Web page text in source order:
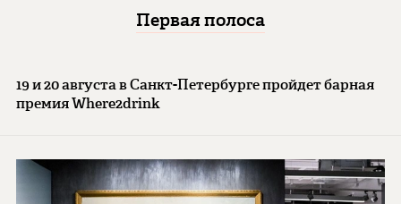
Первая полоса
19 и 20 августа в Санкт-Петербурге пройдет барная
премия Where2drink